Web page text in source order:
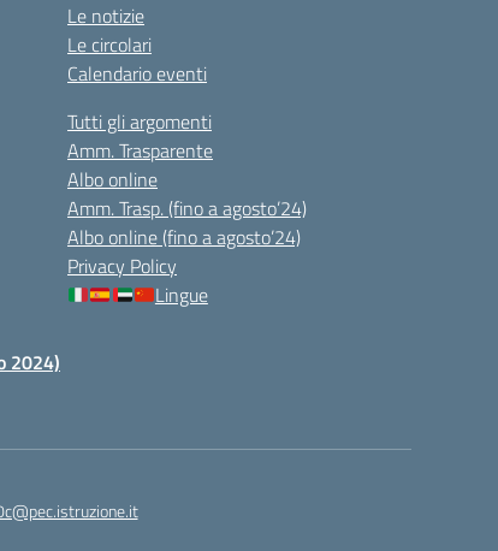
Le notizie
Le circolari
Calendario eventi
Tutti gli argomenti
Amm. Trasparente
Albo online
Amm. Trasp. (fino a agosto’24)
Albo online (fino a agosto’24)
Privacy Policy
Lingue
2024)